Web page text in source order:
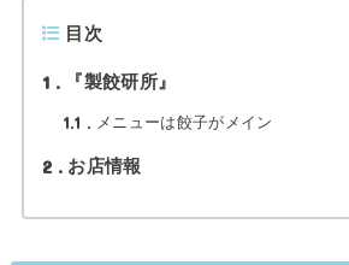
目次
1 『製餃研所』
1.1 メニューは餃子がメイン
2 お店情報